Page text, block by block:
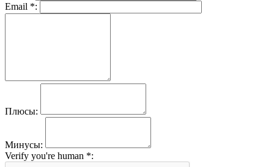
Email *:
Плюсы:
Минусы:
Verify you're human *: